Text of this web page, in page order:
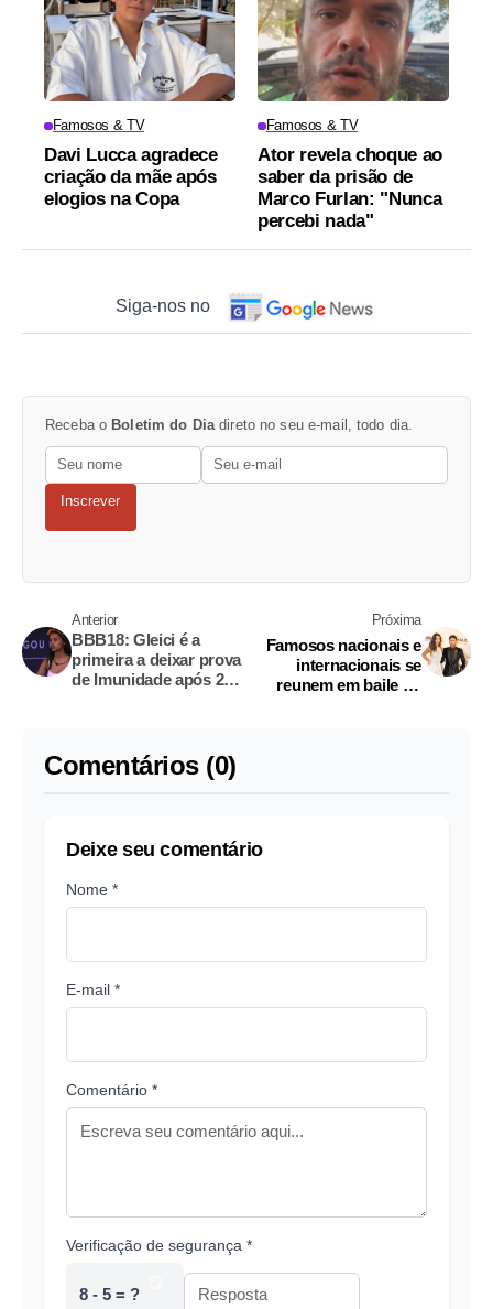
Famosos & TV
Davi Lucca agradece
criação da mãe após
elogios na Copa
Famosos & TV
Ator revela choque ao
saber da prisão de
Marco Furlan: "Nunca
percebi nada"
Siga-nos no
Receba o Boletim do Diadireto no seu e-mail, todo dia.
Inscrever
Anterior
BBB18: Gleici é a
primeira a deixar prova
de Imunidade após 25
Próxima
Famosos nacionais e
internacionais se
reunem em baile do
Comentários (0)
Deixe seu comentário
Nome *
E-mail *
Comentário *
Verificação de segurança *
8 - 5 = ?